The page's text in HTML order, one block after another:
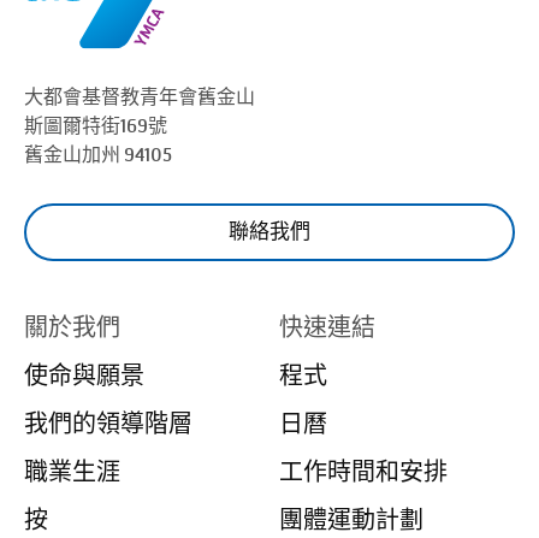
大都會基督教青年會舊金山
斯圖爾特街169號
舊金山加州 94105
聯絡我們
關於我們
使命與願景
我們的領導階層
職業生涯
按
快速連結
程式
日曆
工作時間和安排
團體運動計劃